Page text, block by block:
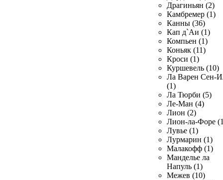
Драгиньян (2)
Камбремер (1)
Канны (36)
Кап д`Аи (1)
Компьен (1)
Коньяк (11)
Кроси (1)
Куршевель (10)
Ла Варен Сен-
(1)
Ла Тюрби (5)
Ле-Ман (4)
Лион (2)
Лион-ла-Форе
Лувье (1)
Лурмарин (1)
Малакофф (1)
Манделье ла
Напуль (1)
Межев (10)